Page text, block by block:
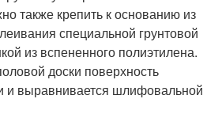
также крепить к основанию из
специальной грунтовой
из вспененного полиэтилена.
доски поверхность
и выравнивается шлифовальной